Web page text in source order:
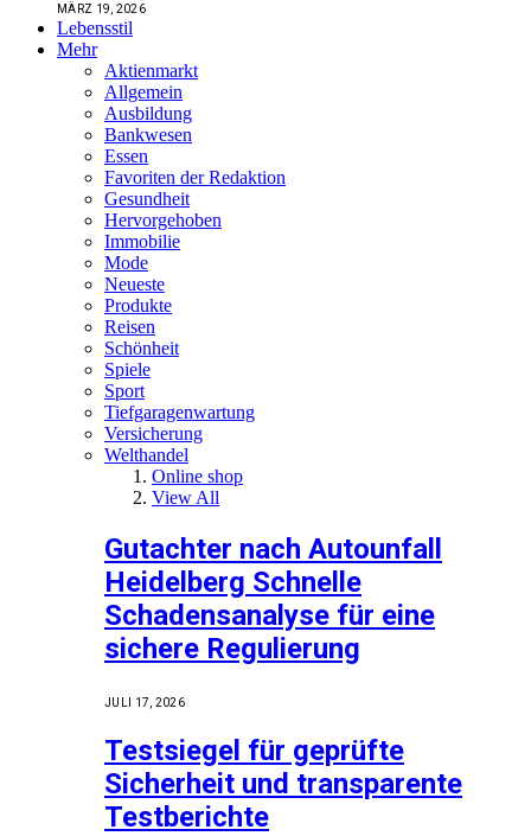
MÄRZ 19, 2026
Lebensstil
Mehr
Aktienmarkt
Allgemein
Ausbildung
Bankwesen
Essen
Favoriten der Redaktion
Gesundheit
Hervorgehoben
Immobilie
Mode
Neueste
Produkte
Reisen
Schönheit
Spiele
Sport
Tiefgaragenwartung
Versicherung
Welthandel
Online shop
View All
Gutachter nach Autounfall
Heidelberg Schnelle
Schadensanalyse für eine
sichere Regulierung
JULI 17, 2026
Testsiegel für geprüfte
Sicherheit und transparente
Testberichte